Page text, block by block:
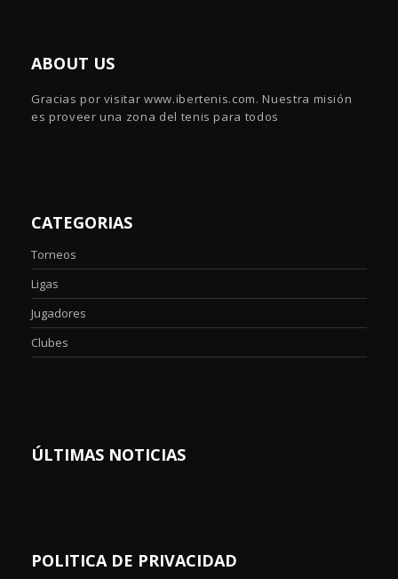
ABOUT US
Gracias por visitar www.ibertenis.com. Nuestra misión
es proveer una zona del tenis para todos
CATEGORIAS
Torneos
Ligas
Jugadores
Clubes
ÚLTIMAS NOTICIAS
POLITICA DE PRIVACIDAD